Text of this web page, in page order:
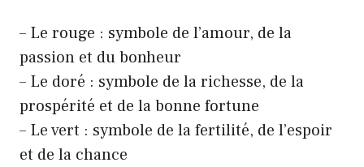
– Le rouge : symbole de l’amour, de la
passion et du bonheur
– Le doré : symbole de la richesse, de la
prospérité et de la bonne fortune
– Le vert : symbole de la fertilité, de l’espoir
et de la chance